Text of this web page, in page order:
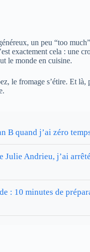
un peu “too
exactement cela : une
le monde en cuisine.
le fromage s’étire. Et
B quand j’ai zéro
Julie Andrieu, j’ai
: 10 minutes de